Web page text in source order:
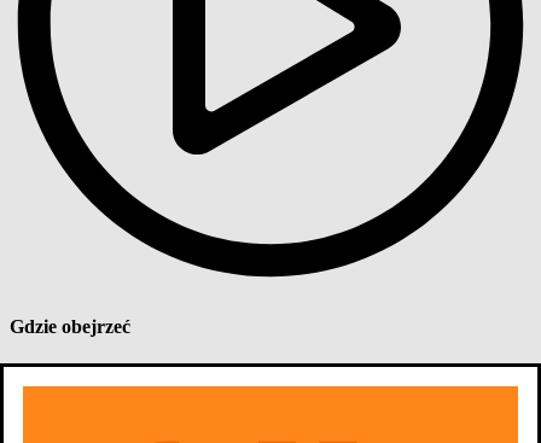
Gdzie obejrzeć
Aktualnie tytuł nie jest dostępny naplatformach